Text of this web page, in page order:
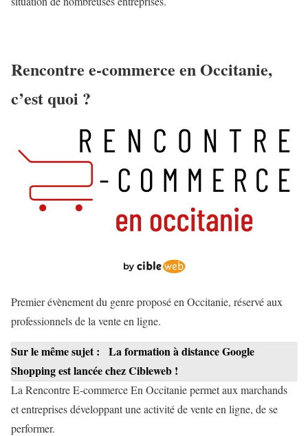
Rencontre e-commerce en Occitanie,
c’est quoi ?
Premier évènement du genre proposé en Occitanie, réservé aux
professionnels de la vente en ligne.
Sur le même sujet :
La formation à distance Google
Shopping est lancée chez Cibleweb !
La Rencontre E-commerce En Occitanie permet aux marchands
et entreprises développant une activité de vente en ligne, de se
performer.